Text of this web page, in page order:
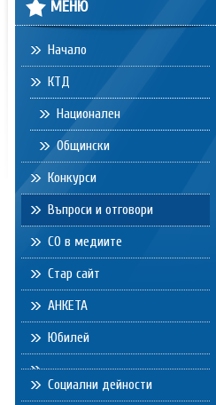
МЕНЮ
Начало
КТД
Национален
Общински
Конкурси
Въпроси и отговори
СО в медиите
Стар сайт
АНКЕТА
Юбилей
Социални дейности